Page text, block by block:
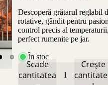
Descoperă grătarul reglabil
rotative, gândit pentru
control precis al
perfect rumenite pe jar.
În stoc
Scade
cantitatea
Crește